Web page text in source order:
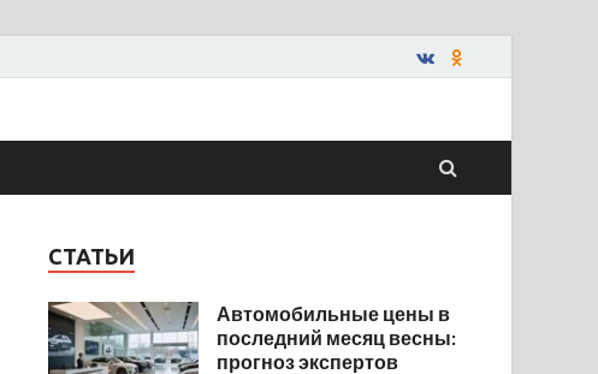
СТАТЬИ
Автомобильные цены в
последний месяц весны:
прогноз экспертов